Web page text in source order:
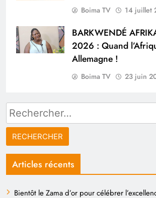
Boima TV 14 juillet
BARKWENDÉ
2026 : Quand
Allemagne !
Boima TV 23 juin
Rechercher :
Articles récents
Bientôt le Zama d’or pour célébrer